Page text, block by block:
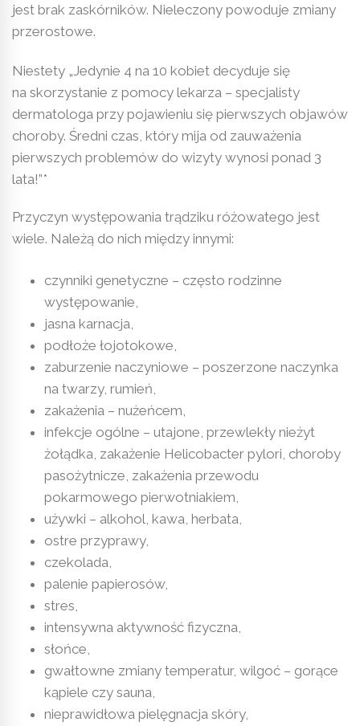
jest brak zaskórników. Nieleczony powoduje zmiany
przerostowe.
Niestety „Jedynie 4 na 10 kobiet decyduje się
na skorzystanie z pomocy lekarza – specjalisty
dermatologa przy pojawieniu się pierwszych objawów
choroby. Średni czas, który mija od zauważenia
pierwszych problemów do wizyty wynosi ponad 3
lata!”*
Przyczyn występowania trądziku różowatego jest
wiele. Należą do nich między innymi:
czynniki genetyczne – często rodzinne
występowanie,
jasna karnacja,
podłoże łojotokowe,
zaburzenie naczyniowe – poszerzone naczynka
na twarzy, rumień,
zakażenia – nużeńcem,
infekcje ogólne – utajone, przewlekły nieżyt
żołądka, zakażenie Helicobacter pylori, choroby
pasożytnicze, zakażenia przewodu
pokarmowego pierwotniakiem,
używki – alkohol, kawa, herbata,
ostre przyprawy,
czekolada,
palenie papierosów,
stres,
intensywna aktywność fizyczna,
słońce,
gwałtowne zmiany temperatur, wilgoć – gorące
kąpiele czy sauna,
nieprawidłowa pielęgnacja skóry,